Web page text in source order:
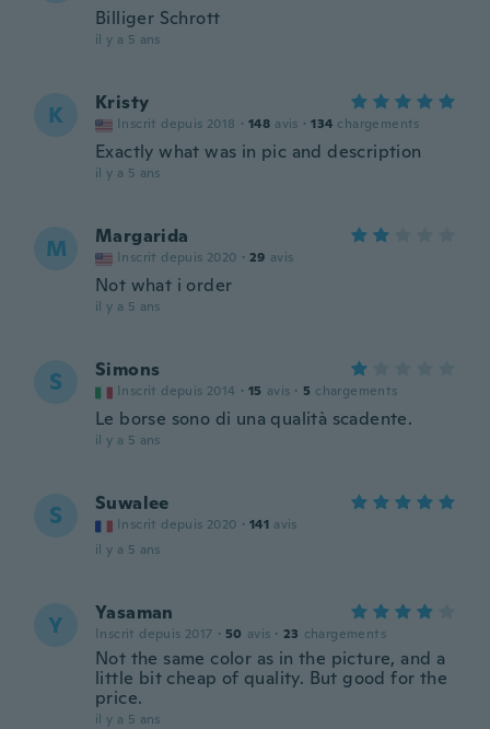
Billiger Schrott
il y a 5 ans
K Kristy
Inscrit depuis 2018 · 148 avis · 134 chargements
Exactly what was in pic and description
il y a 5 ans
M Margarida
Inscrit depuis 2020 · 29 avis
Not what i order
il y a 5 ans
S Simons
Inscrit depuis 2014 · 15 avis · 5 chargements
Le borse sono di una qualità scadente.
il y a 5 ans
S Suwalee
Inscrit depuis 2020 · 141 avis
il y a 5 ans
Y Yasaman
Inscrit depuis 2017 · 50 avis · 23 chargements
Not the same color as in the picture, and a
little bit cheap of quality. But good for the
price.
il y a 5 ans